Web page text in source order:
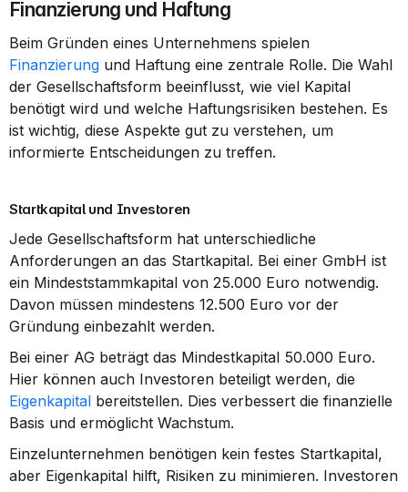
Finanzierung und Haftung
Finanzierung und Haftung eine zentrale Rolle. Die Wahl
der Gesellschaftsform beeinflusst, wie viel Kapital
benötigt wird und welche Haftungsrisiken bestehen. Es
ist wichtig, diese Aspekte gut zu verstehen, um
informierte Entscheidungen zu treffen.
Startkapital und Investoren
Jede Gesellschaftsform hat unterschiedliche
Anforderungen an das Startkapital. Bei einer GmbH ist
ein Mindeststammkapital von 25.000 Euro notwendig.
Davon müssen mindestens 12.500 Euro vor der
Gründung einbezahlt werden.
Bei einer AG beträgt das Mindestkapital 50.000 Euro.
Eigenkapital bereitstellen. Dies verbessert die finanzielle
Basis und ermöglicht Wachstum.
Einzelunternehmen benötigen kein festes Startkapital,
aber Eigenkapital hilft, Risiken zu minimieren. Investoren